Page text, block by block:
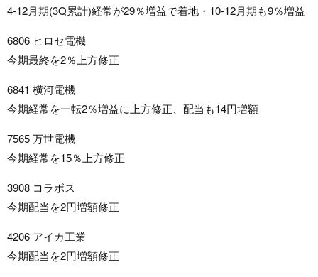
4-12月期(3Q累計)経常が29％増益で着地・10-12月期も9％増益
6806 ヒロセ電機
今期最終を2％上方修正
6841 横河電機
今期経常を一転2％増益に上方修正、配当も14円増額
7565 万世電機
今期経常を15％上方修正
3908 コラボス
今期配当を2円増額修正
4206 アイカ工業
今期配当を2円増額修正